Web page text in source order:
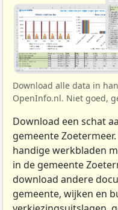
Download alle data in
OpenInfo.nl. Niet goed,
Download een schat
gemeente
handige werkbladen
in de gemeente
download andere
gemeente, wijken en